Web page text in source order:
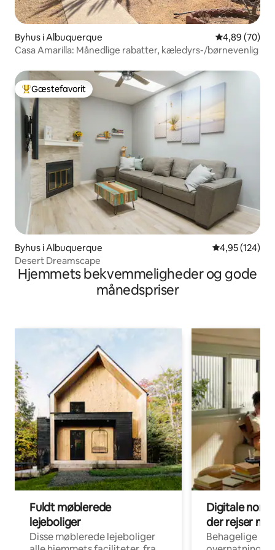
Byhus i Albuquerque 4,89 ud af 5 i
4,89 (70)
Casa Amarilla: Månedlige rabatter, kæledyrs-/børnevenlig
Bedste gæstefavorit
Gæstefavorit
Byhus i Albuquerque 4,95 ud af 5 i
4,95 (124)
Desert Dreamscape
Hjemmets bekvemmeligheder og gode
månedspriser
Fuldt møblerede
lejeboliger
Disse møblerede lejeboliger
Digitale
der rejser
Behagelige